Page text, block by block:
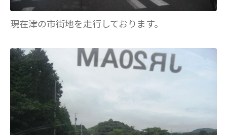
現在津の市街地を走行しております。